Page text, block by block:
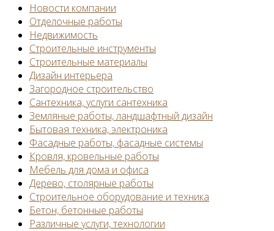
Новости компании
Отделочные работы
Недвижимость
Строительные инструменты
Строительные материалы
Дизайн интерьера
Загородное строительство
Сантехника, услуги сантехника
Земляные работы, ландшафтный дизайн
Бытовая техника, электроника
Фасадные работы, фасадные системы
Кровля, кровельные работы
Мебель для дома и офиса
Дерево, столярные работы
Строительное оборудование и техника
Бетон, бетонные работы
Различные услуги, технологии